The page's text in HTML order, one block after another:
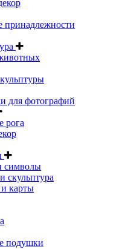
принадлежности
для фотографий
рога
символы
скульптура
карты
подушки